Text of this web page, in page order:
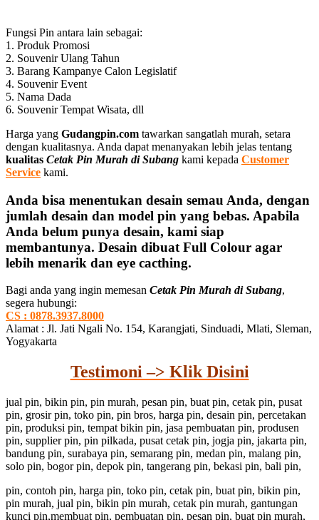
Fungsi Pin antara lain sebagai:
1. Produk Promosi
2. Souvenir Ulang Tahun
3. Barang Kampanye Calon Legislatif
4. Souvenir Event
5. Nama Dada
6. Souvenir Tempat Wisata, dll
Harga yang Gudangpin.com tawarkan sangatlah murah, setara
dengan kualitasnya. Anda dapat menanyakan lebih jelas tentang
kualitas Cetak Pin Murah di Subang kami kepada Customer
Service kami.
Anda bisa menentukan desain semau Anda, dengan
jumlah desain dan model pin yang bebas. Apabila
Anda belum punya desain, kami siap
membantunya. Desain dibuat Full Colour agar
lebih menarik dan eye cacthing.
Bagi anda yang ingin memesan Cetak Pin Murah di Subang,
segera hubungi:
CS : 0878.3937.8000
Alamat : Jl. Jati Ngali No. 154, Karangjati, Sinduadi, Mlati, Sleman,
Yogyakarta
Testimoni –> Klik Disini
jual pin, bikin pin, pin murah, pesan pin, buat pin, cetak pin, pusat
pin, grosir pin, toko pin, pin bros, harga pin, desain pin, percetakan
pin, produksi pin, tempat bikin pin, jasa pembuatan pin, produsen
pin, supplier pin, pin pilkada, pusat cetak pin, jogja pin, jakarta pin,
bandung pin, surabaya pin, semarang pin, medan pin, malang pin,
solo pin, bogor pin, depok pin, tangerang pin, bekasi pin, bali pin,
pin, contoh pin, harga pin, toko pin, cetak pin, buat pin, bikin pin,
pin murah, jual pin, bikin pin murah, cetak pin murah, gantungan
kunci pin,membuat pin, pembuatan pin, pesan pin, buat pin murah,